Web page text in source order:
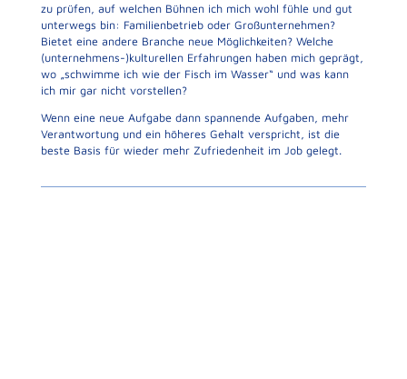
zu prüfen, auf welchen Bühnen ich mich wohl fühle und gut
unterwegs bin: Familienbetrieb oder Großunternehmen?
Bietet eine andere Branche neue Möglichkeiten? Welche
(unternehmens-)kulturellen Erfahrungen haben mich geprägt,
wo „schwimme ich wie der Fisch im Wasser“ und was kann
ich mir gar nicht vorstellen?
Wenn eine neue Aufgabe dann spannende Aufgaben, mehr
Verantwortung und ein höheres Gehalt verspricht, ist die
beste Basis für wieder mehr Zufriedenheit im Job gelegt.